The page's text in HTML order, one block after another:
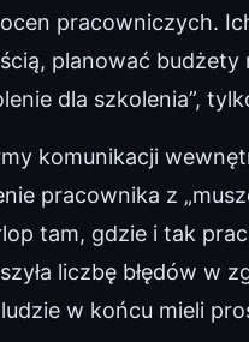
pracowniczych.
planować
dla szkolenia”,
komunikacji
pracownika z
tam, gdzie i tak
liczbę błędów w
w końcu mieli